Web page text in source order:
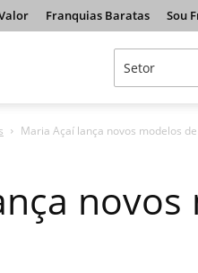
Franquias Baratas Sou
Maria Açaí lança novos modelos